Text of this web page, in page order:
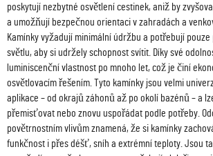
poskytují nezbytné osvětlení cestinek, aniž by
a umožňují bezpečnou orientaci v zahradách a
Kamínky vyžadují minimální údržbu a potřebují
světlu, aby si udržely schopnost svítit. Díky své
luminiscenční vlastnost po mnoho let, což je činí
osvětlovacím řešením. Tyto kamínky jsou velmi
aplikace – od okrajů záhonů až po okolí bazénů – a
přemisťovat nebo znovu uspořádat podle potřeby.
povětrnostním vlivům znamená, že si kamínky
funkčnost i přes déšť, sníh a extrémní teploty. Jsou